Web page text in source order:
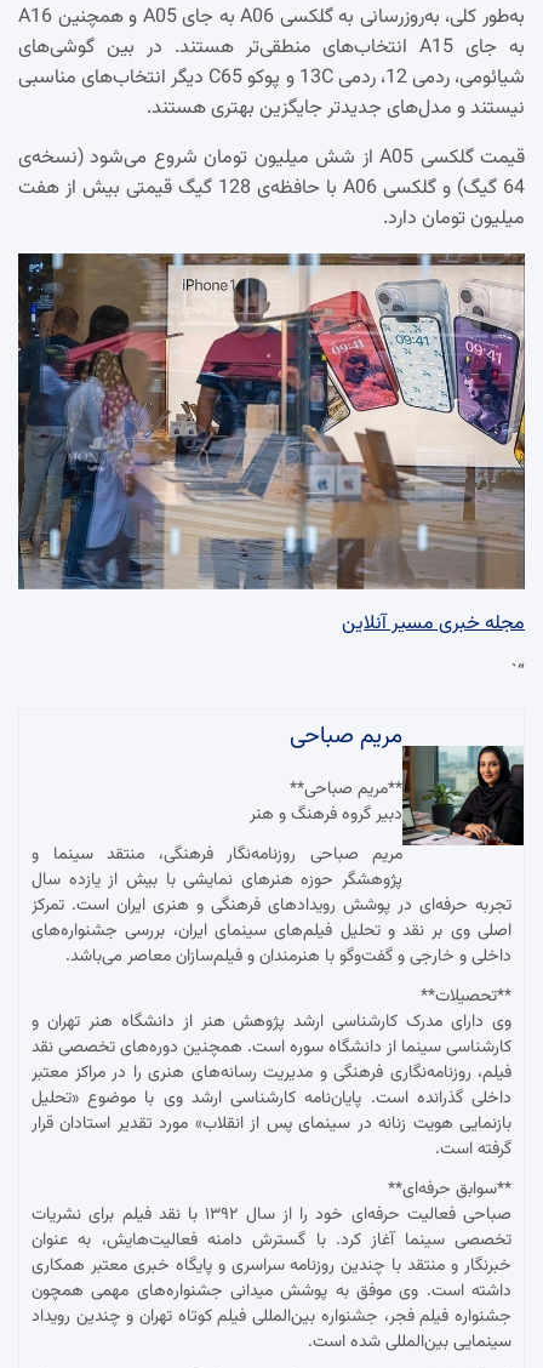
به‌طور کلی، به‌روزرسانی به گلکسی A06 به جای A05 و همچنین A16
به جای A15 انتخاب‌های منطقی‌تر هستند. در بین گوشی‌های
شیائومی، ردمی 12، ردمی 13C و پوکو C65 دیگر انتخاب‌های مناسبی
نیستند و مدل‌های جدیدتر جایگزین بهتری هستند.
قیمت گلکسی A05 از شش میلیون تومان شروع می‌شود (نسخه‌ی
64 گیگ) و گلکسی A06 با حافظه‌ی 128 گیگ قیمتی بیش از هفت
میلیون تومان دارد.
مجله خبری مسیر آنلاین
“`
مریم صباحی
**مریم صباحی**
دبیر گروه فرهنگ و هنر
مریم صباحی روزنامه‌نگار فرهنگی، منتقد سینما و
پژوهشگر حوزه هنرهای نمایشی با بیش از یازده سال
تجربه حرفه‌ای در پوشش رویدادهای فرهنگی و هنری ایران است. تمرکز
اصلی وی بر نقد و تحلیل فیلم‌های سینمای ایران، بررسی جشنواره‌های
داخلی و خارجی و گفت‌وگو با هنرمندان و فیلم‌سازان معاصر می‌باشد.
**تحصیلات**
وی دارای مدرک کارشناسی ارشد پژوهش هنر از دانشگاه هنر تهران و
کارشناسی سینما از دانشگاه سوره است. همچنین دوره‌های تخصصی نقد
فیلم، روزنامه‌نگاری فرهنگی و مدیریت رسانه‌های هنری را در مراکز معتبر
داخلی گذرانده است. پایان‌نامه کارشناسی ارشد وی با موضوع «تحلیل
بازنمایی هویت زنانه در سینمای پس از انقلاب» مورد تقدیر استادان قرار
گرفته است.
**سوابق حرفه‌ای**
صباحی فعالیت حرفه‌ای خود را از سال ۱۳۹۲ با نقد فیلم برای نشریات
تخصصی سینما آغاز کرد. با گسترش دامنه فعالیت‌هایش، به عنوان
خبرنگار و منتقد با چندین روزنامه سراسری و پایگاه خبری معتبر همکاری
داشته است. وی موفق به پوشش میدانی جشنواره‌های مهمی همچون
جشنواره فیلم فجر، جشنواره بین‌المللی فیلم کوتاه تهران و چندین رویداد
سینمایی بین‌المللی شده است.